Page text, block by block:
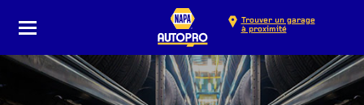
Trouver un garage
à proximité